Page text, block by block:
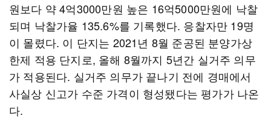
원보다 약 4억3000만원 높은 16억5000만원에 낙찰
되며 낙찰가율 135.6%를 기록했다. 응찰자만 19명
이 몰렸다. 이 단지는 2021년 8월 준공된 분양가상
한제 적용 단지로, 올해 8월까지 5년간 실거주 의무
가 적용된다. 실거주 의무가 끝나기 전에 경매에서
사실상 신고가 수준 가격이 형성됐다는 평가가 나온
다.